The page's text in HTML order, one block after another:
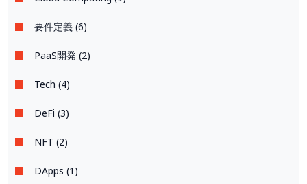
要件定義 (6)
PaaS開発 (2)
Tech (4)
DeFi (3)
NFT (2)
DApps (1)